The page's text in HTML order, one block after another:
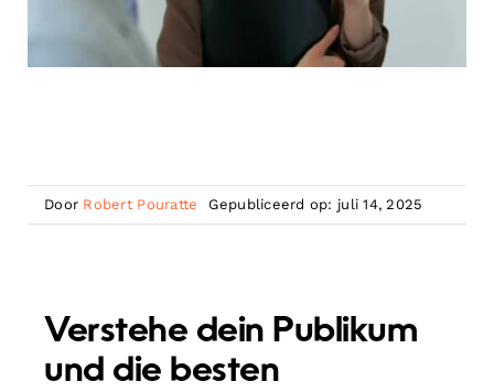
Door Robert Pouratte Gepubliceerd op: juli 14, 2025
Verstehe dein Publikum
und die besten